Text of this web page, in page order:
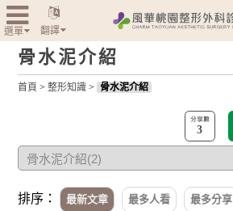
選單 翻譯
骨水泥介紹
首頁 >整形知識 > 骨水泥介紹
3
排序： 最新文章 最多人看 最多分享